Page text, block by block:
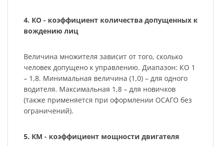
4. КО - коэффициент количества допущенных к
вождению лиц
Величина множителя зависит от того, сколько
человек допущено к управлению. Диапазон: КО 1
– 1,8. Минимальная величина (1,0) – для одного
водителя. Максимальная 1,8 – для новичков
(также применяется при оформлении ОСАГО без
ограничений).
5. КМ - коэффициент мощности двигателя